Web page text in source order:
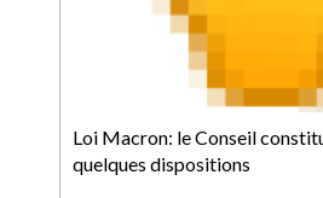
Loi Macron: le Conseil
quelques dispositions